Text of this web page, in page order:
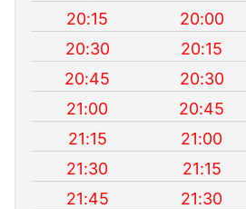
20:15
20:00
20:30
20:15
20:45
20:30
21:00
20:45
21:15
21:00
21:30
21:15
21:45
21:30